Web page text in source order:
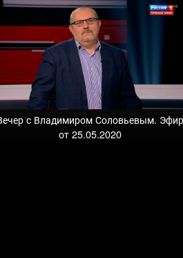
с Владимиром Соловьевым. Эфир
от 25.05.2020